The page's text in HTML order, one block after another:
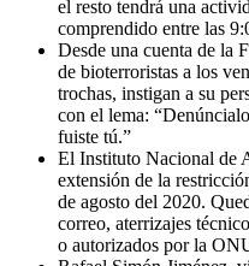
el resto tendrá una
comprendido entre las
Desde una cuenta de la
de bioterroristas a los
trochas, instigan a su
con el lema:
fuiste tú.”
El Instituto Nacional de
extensión de la
de agosto del 2020.
correo, aterrizajes
o autorizados por la